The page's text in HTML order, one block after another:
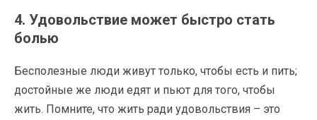
4. Удовольствие может быстро стать
болью
Бесполезные люди живут только, чтобы есть и пить;
достойные же люди едят и пьют для того, чтобы
жить. Помните, что жить ради удовольствия – это